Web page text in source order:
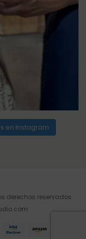
en Instagram
derechos reservados.